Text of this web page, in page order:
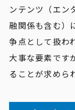
ンテンツ（エン
融関係も含む）
争点として扱わ
大事な要素です
ることが求めら